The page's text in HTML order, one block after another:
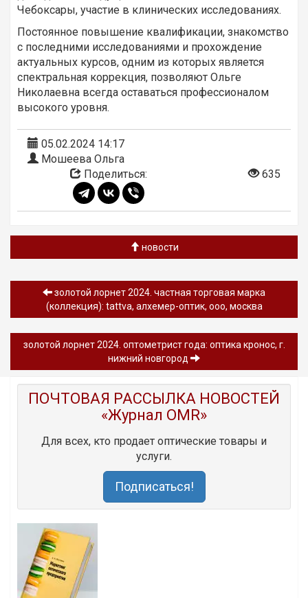
Чебоксары, участие в клинических исследованиях.
Постоянное повышение квалификации, знакомство
с последними исследованиями и прохождение
актуальных курсов, одним из которых является
спектральная коррекция, позволяют Ольге
Николаевна всегда оставаться профессионалом
высокого уровня.
05.02.2024 14:17
Мошеева Ольга
Поделиться:
635
новости
золотой лорнет 2024. частная торговая марка
(коллекция): tattva, алхемер-оптик, ооо, москва
золотой лорнет 2024. оптометрист года: оптика кронос, г.
нижний новгород
ПОЧТОВАЯ РАССЫЛКА НОВОСТЕЙ
«Журнал OMR»
Для всех, кто продает оптические товары и
услуги.
Подписаться!